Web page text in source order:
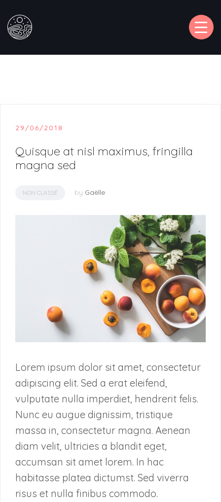
29/06/2018
Quisque at nisl maximus, fringilla
magna sed
NON CLASSÉ by Gaëlle
Lorem ipsum dolor sit amet, consectetur
adipiscing elit. Sed a erat eleifend,
vulputate nulla imperdiet, hendrerit felis.
Nunc eu augue dignissim, tristique
massa in, consectetur magna. Aenean
diam velit, ultricies a blandit eget,
accumsan sit amet lorem. In hac
habitasse platea dictumst. Sed viverra
risus et nulla finibus commodo.